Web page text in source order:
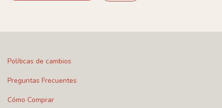
Políticas de cambios
Preguntas Frecuentes
Cómo Comprar